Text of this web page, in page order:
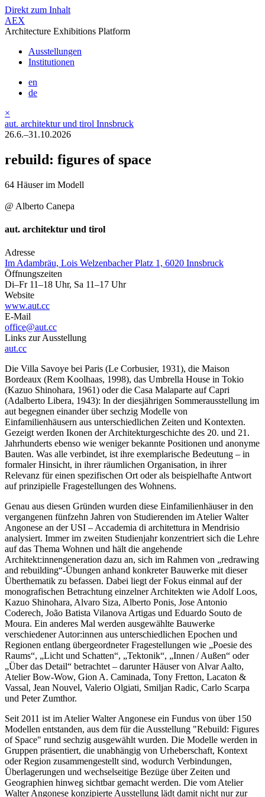
Direkt zum Inhalt
AEX
Architecture Exhibitions Platform
Ausstellungen
Institutionen
en
de
×
aut. architektur und tirol Innsbruck
26.6.–31.10.2026
rebuild: figures of space
64 Häuser im Modell
@ Alberto Canepa
aut. architektur und tirol
Adresse
Im Adambräu, Lois Welzenbacher Platz 1, 6020 Innsbruck
Öffnungszeiten
Di–Fr 11–18 Uhr, Sa 11–17 Uhr
Website
www.aut.cc
E-Mail
office@aut.cc
Links zur Ausstellung
aut.cc
Die Villa Savoye bei Paris (Le Corbusier, 1931), die Maison
Bordeaux (Rem Koolhaas, 1998), das Umbrella House in Tokio
(Kazuo Shinohara, 1961) oder die Casa Malaparte auf Capri
(Adalberto Libera, 1943): In der diesjährigen Sommerausstellung im
aut begegnen einander über sechzig Modelle von
Einfamilienhäusern aus unterschiedlichen Zeiten und Kontexten.
Gezeigt werden Ikonen der Architekturgeschichte des 20. und 21.
Jahrhunderts ebenso wie weniger bekannte Positionen und anonyme
Bauten. Was alle verbindet, ist ihre exemplarische Bedeutung – in
formaler Hinsicht, in ihrer räumlichen Organisation, in ihrer
Relevanz für einen spezifischen Ort oder als beispielhafte Antwort
auf prinzipielle Fragestellungen des Wohnens.
Genau aus diesen Gründen wurden diese Einfamilienhäuser in den
vergangenen fünfzehn Jahren von Studierenden im Atelier Walter
Angonese an der USI – Accademia di architettura in Mendrisio
analysiert. Immer im zweiten Studienjahr konzentriert sich die Lehre
auf das Thema Wohnen und hält die angehende
Architekt:innengeneration dazu an, sich im Rahmen von „redrawing
and rebuilding“-Übungen anhand konkreter Bauwerke mit dieser
Überthematik zu befassen. Dabei liegt der Fokus einmal auf der
monografischen Betrachtung einzelner Architekten wie Adolf Loos,
Kazuo Shinohara, Alvaro Siza, Alberto Ponis, Jose Antonio
Coderech, João Batista Vilanova Artigas und Eduardo Souto de
Moura. Ein anderes Mal werden ausgewählte Bauwerke
verschiedener Autor:innen aus unterschiedlichen Epochen und
Regionen entlang übergeordneter Fragestellungen wie „Poesie des
Raums“, „Licht und Schatten“, „Tektonik“, „Innen / Außen“ oder
„Über das Detail“ betrachtet – darunter Häuser von Alvar Aalto,
Atelier Bow-Wow, Gion A. Caminada, Tony Fretton, Lacaton &
Vassal, Jean Nouvel, Valerio Olgiati, Smiljan Radic, Carlo Scarpa
und Peter Zumthor.
Seit 2011 ist im Atelier Walter Angonese ein Fundus von über 150
Modellen entstanden, aus dem für die Ausstellung "Rebuild: Figures
of Space" rund sechzig ausgewählt wurden. Die Modelle werden in
Gruppen präsentiert, die unabhängig von Urheberschaft, Kontext
oder Region zusammengestellt sind, wodurch Verbindungen,
Überlagerungen und wechselseitige Bezüge über Zeiten und
Geographien hinweg sichtbar gemacht werden. Die vom Atelier
Walter Angonese konzipierte Ausstellung lädt damit nicht nur zur